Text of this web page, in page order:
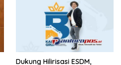
Dukung Hilirisasi ESDM,